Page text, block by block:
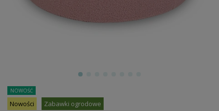
Nowości Zabawki ogrodowe
NOWOŚĆ